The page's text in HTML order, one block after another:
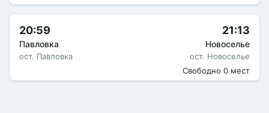
20:59
Павловка
ост. Павловка
21:13
Новоселье
ост. Новоселье
Свободно 0 мест